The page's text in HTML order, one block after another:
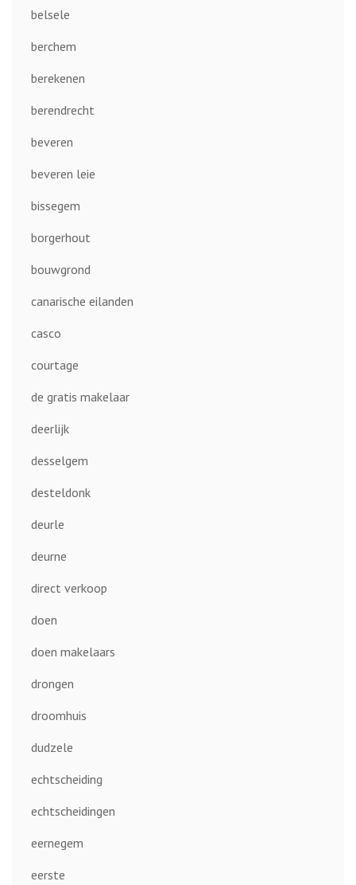
belsele
berchem
berekenen
berendrecht
beveren
beveren leie
bissegem
borgerhout
bouwgrond
canarische eilanden
casco
courtage
de gratis makelaar
deerlijk
desselgem
desteldonk
deurle
deurne
direct verkoop
doen
doen makelaars
drongen
droomhuis
dudzele
echtscheiding
echtscheidingen
eernegem
eerste